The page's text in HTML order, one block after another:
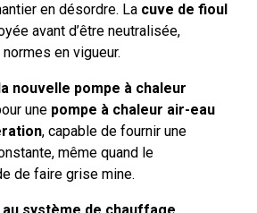
en désordre. La cuve de fioul
avant d’être neutralisée,
en vigueur.
nouvelle pompe à chaleur
une pompe à chaleur air-eau
, capable de fournir une
même quand le
de faire grise mine.